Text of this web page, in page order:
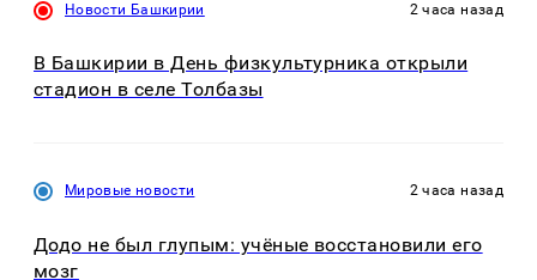
Новости Башкирии 2 часа назад
В Башкирии в День физкультурника открыли
стадион в селе Толбазы
Мировые новости 2 часа назад
Додо не был глупым: учёные восстановили его
мозг